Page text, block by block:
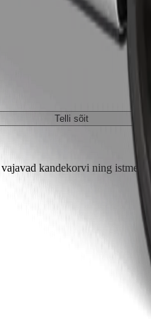
Telli sõit
kandekorvi ning istmed